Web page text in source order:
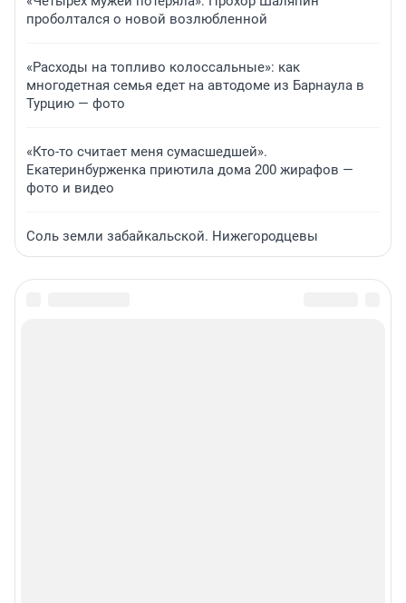
проболтался о новой возлюбленной
«Расходы на топливо колоссальные»: как
многодетная семья едет на автодоме из Барнаула в
Турцию — фото
«Кто-то считает меня сумасшедшей».
Екатеринбурженка приютила дома 200 жирафов —
фото и видео
Соль земли забайкальской. Нижегородцевы